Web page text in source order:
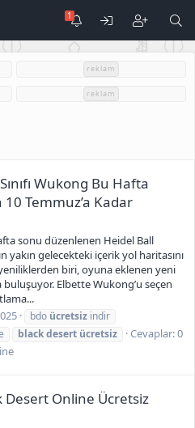
reklam
reklam
Wukong Bu Hafta
Temmuz’a Kadar
sonu düzenlenen Heidel Ball
yakın gelecekteki içerik yol haritasını
biri, oyuna eklenen yeni
Elbette Wukong’u seçen
bdo ücretsiz indir
blackdesert ücretsiz
Cevaplar: 0
Desert Online Ücretsiz